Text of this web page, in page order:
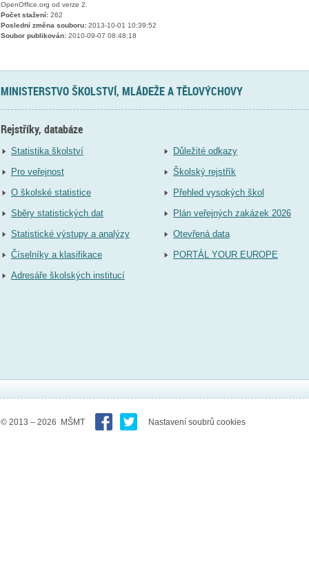
OpenOffice.org od verze 2.
Počet stažení:262
Poslední změna souboru:2013-10-01 10:39:52
Soubor publikován:2010-09-07 08:48:18
MINISTERSTVO ŠKOLSTVÍ, MLÁDEŽE A TĚLOVÝCHOVY
Rejstříky, databáze
Statistika školství
Pro veřejnost
O školské statistice
Sběry statistických dat
Statistické výstupy a analýzy
Číselníky a klasifikace
Adresáře školských institucí
Důležité odkazy
Školský rejstřík
Přehled vysokých škol
Plán veřejných zakázek 2026
Otevřená data
PORTÁL YOUR EUROPE
© 2013 – 2026 MŠMT Nastavení soubrů cookies